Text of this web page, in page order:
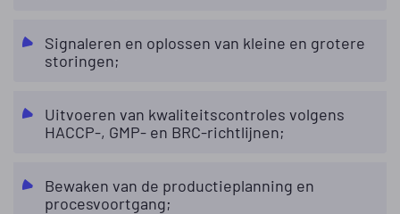
Signaleren en oplossen van kleine en grotere
storingen;
Uitvoeren van kwaliteitscontroles volgens
HACCP-, GMP- en BRC-richtlijnen;
Bewaken van de productieplanning en
procesvoortgang;